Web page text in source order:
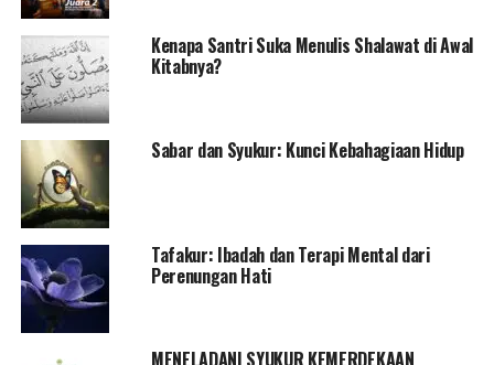
Kenapa Santri Suka Menulis Shalawat di Awal
Kitabnya?
Sabar dan Syukur: Kunci Kebahagiaan Hidup
Tafakur: Ibadah dan Terapi Mental dari
Perenungan Hati
MENELADANI SYUKUR KEMERDEKAAN